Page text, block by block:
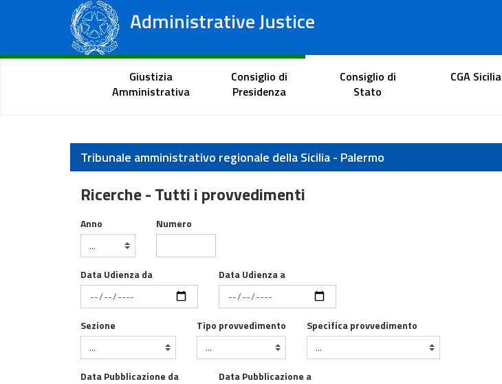
Administrative Justice
Regional Administrative Courts
Citizen Portal Lawyer's portal
Giustizia
Amministrativa
Consiglio di
Presidenza
Consiglio di
Stato
CGA Sicilia
Tribunale amministrativo regionale della Sicilia - Palermo
Ricerche - Tutti i provvedimenti
Provvedimenti
Anno Numero
Data Udienza da Data Udienza a
Sezione Tipo provvedimento Specifica provvedimento
Data Pubblicazione da Data Pubblicazione a